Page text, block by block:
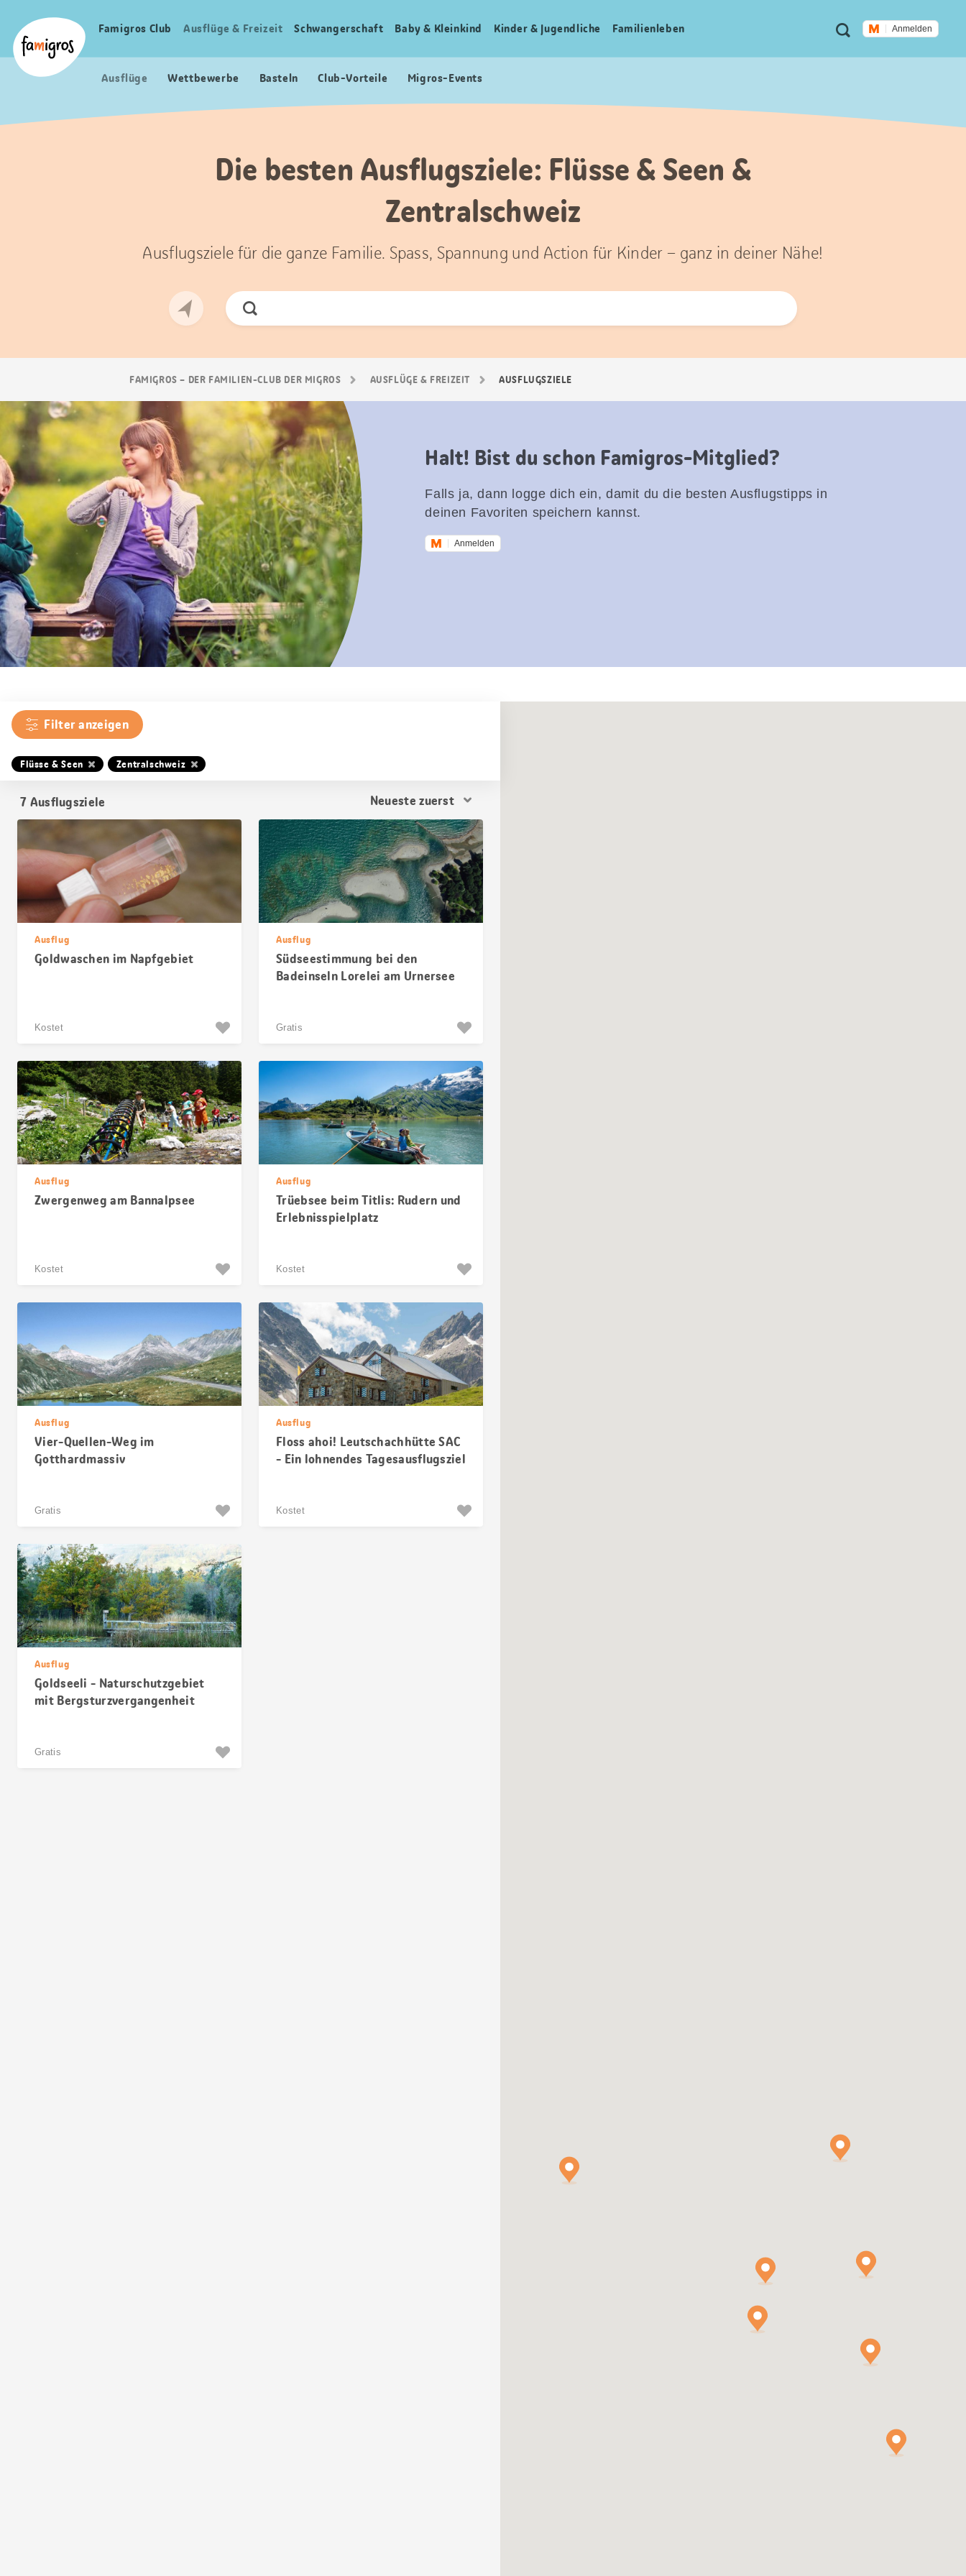
Navigation
Logo
Meta
Navigation
Suche Anmelden
Haupt
Famigros Club Ausflüge & Freizeit Schwangerschaft Baby & Kleinkind Kinder & Jugendliche Familien­leben
Ausflüge Wettbewerbe Basteln Club-Vorteile Migros-Events
Die besten Ausflugsziele: Flüsse & Seen &
Zentralschweiz
Ausflugsziele für die ganze Familie. Spass, Spannung und Action für Kinder – ganz in deiner Nähe!
Jetzt
FAMIGROS – DER FAMILIEN-CLUB DER MIGROS AUSFLÜGE & FREIZEIT AUSFLUGSZIELE
Halt! Bist du schon Famigros-Mitglied?
Falls ja, dann logge dich ein, damit du die besten Ausflugstipps in
deinen Favoriten speichern kannst.
Anmelden
Filter anzeigen
Flüsse & Seen Zentralschweiz
7 Ausflugsziele
Resultat
Ausflug
Goldwaschen im Napfgebiet
Kostet
Ausflug
Südseestimmung bei den
Badeinseln Lorelei am Urnersee
Gratis
Ausflug
Zwergenweg am Bannalpsee
Kostet
Ausflug
Trüebsee beim Titlis: Rudern und
Erlebnisspielplatz
Kostet
Ausflug
Vier-Quellen-Weg im
Gotthardmassiv
Gratis
Ausflug
Floss ahoi! Leutschachhütte SAC
- Ein lohnendes Tagesausflugsziel
Kostet
Ausflug
Goldseeli - Naturschutzgebiet
mit Bergsturzvergangenheit
Gratis